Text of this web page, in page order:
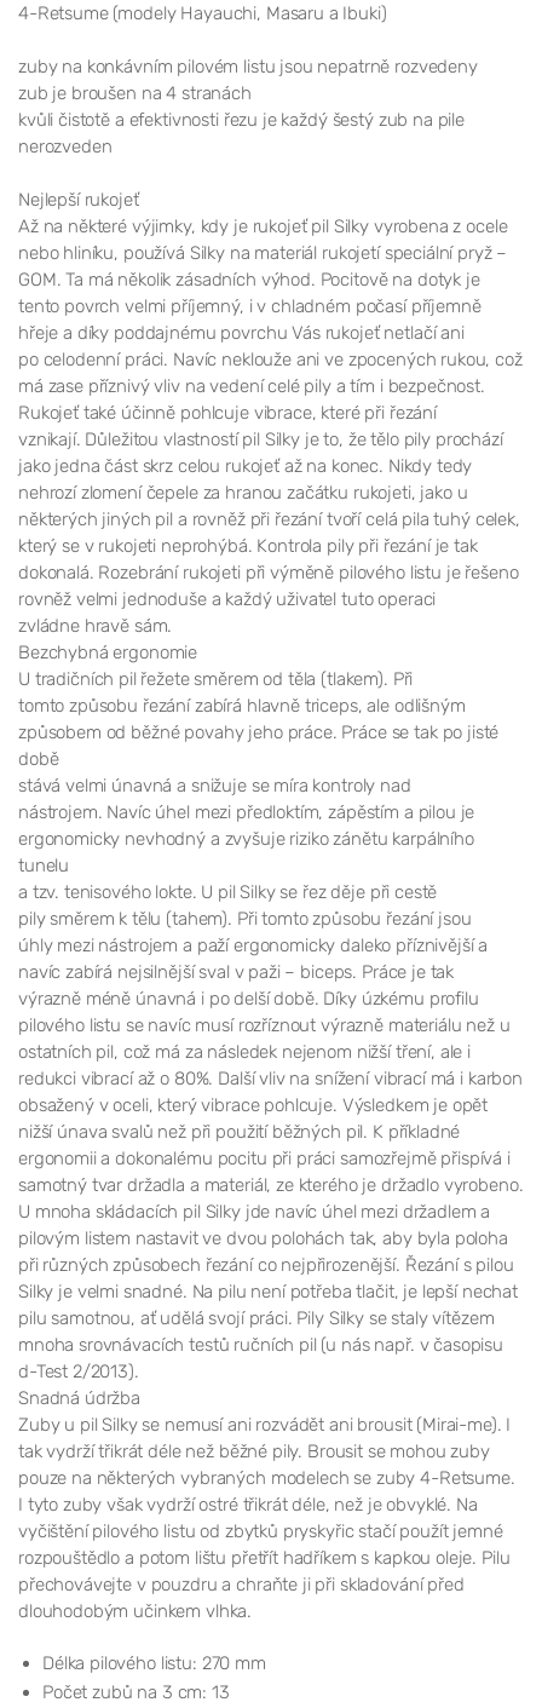
4-Retsume (modely Hayauchi, Masaru a Ibuki)
zuby na konkávním pilovém listu jsou nepatrně rozvedeny
zub je broušen na 4 stranách
kvůli čistotě a efektivnosti řezu je každý šestý zub na pile
nerozveden
Nejlepší rukojeť
Až na některé výjimky, kdy je rukojeť pil Silky vyrobena z ocele
nebo hliníku, používá Silky na materiál rukojetí speciální pryž –
GOM. Ta má několik zásadních výhod. Pocitově na dotyk je
tento povrch velmi příjemný, i v chladném počasí příjemně
hřeje a díky poddajnému povrchu Vás rukojeť netlačí ani
po celodenní práci. Navíc neklouže ani ve zpocených rukou, což
má zase příznivý vliv na vedení celé pily a tím i bezpečnost.
Rukojeť také účinně pohlcuje vibrace, které při řezání
vznikají. Důležitou vlastností pil Silky je to, že tělo pily prochází
jako jedna část skrz celou rukojeť až na konec. Nikdy tedy
nehrozí zlomení čepele za hranou začátku rukojeti, jako u
některých jiných pil a rovněž při řezání tvoří celá pila tuhý celek,
který se v rukojeti neprohýbá. Kontrola pily při řezání je tak
dokonalá. Rozebrání rukojeti při výměně pilového listu je řešeno
rovněž velmi jednoduše a každý uživatel tuto operaci
zvládne hravě sám.
Bezchybná ergonomie
U tradičních pil řežete směrem od těla (tlakem). Při
tomto způsobu řezání zabírá hlavně triceps, ale odlišným
způsobem od běžné povahy jeho práce. Práce se tak po jisté
době
stává velmi únavná a snižuje se míra kontroly nad
nástrojem. Navíc úhel mezi předloktím, zápěstím a pilou je
ergonomicky nevhodný a zvyšuje riziko zánětu karpálního
tunelu
a tzv. tenisového lokte. U pil Silky se řez děje při cestě
pily směrem k tělu (tahem). Při tomto způsobu řezání jsou
úhly mezi nástrojem a paží ergonomicky daleko příznivější a
navíc zabírá nejsilnější sval v paži – biceps. Práce je tak
výrazně méně únavná i po delší době. Díky úzkému profilu
pilového listu se navíc musí rozříznout výrazně materiálu než u
ostatních pil, což má za následek nejenom nižší tření, ale i
redukci vibrací až o 80%. Další vliv na snížení vibrací má i karbon
obsažený v oceli, který vibrace pohlcuje. Výsledkem je opět
nižší únava svalů než při použití běžných pil. K příkladné
ergonomii a dokonalému pocitu při práci samozřejmě přispívá i
samotný tvar držadla a materiál, ze kterého je držadlo vyrobeno.
U mnoha skládacích pil Silky jde navíc úhel mezi držadlem a
pilovým listem nastavit ve dvou polohách tak, aby byla poloha
při různých způsobech řezání co nejpřirozenější. Řezání s pilou
Silky je velmi snadné. Na pilu není potřeba tlačit, je lepší nechat
pilu samotnou, ať udělá svojí práci. Pily Silky se staly vítězem
mnoha srovnávacích testů ručních pil (u nás např. v časopisu
d-Test 2/2013).
Snadná údržba
Zuby u pil Silky se nemusí ani rozvádět ani brousit (Mirai-me). I
tak vydrží třikrát déle než běžné pily. Brousit se mohou zuby
pouze na některých vybraných modelech se zuby 4-Retsume.
I tyto zuby však vydrží ostré třikrát déle, než je obvyklé. Na
vyčištění pilového listu od zbytků pryskyřic stačí použít jemné
rozpouštědlo a potom lištu přetřít hadříkem s kapkou oleje. Pilu
přechovávejte v pouzdru a chraňte ji při skladování před
dlouhodobým učinkem vlhka.
Délka pilového listu: 270 mm
Počet zubů na 3 cm: 13